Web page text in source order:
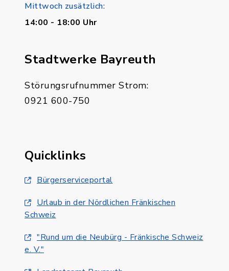
Mittwoch zusätzlich:
14:00 - 18:00 Uhr
Stadtwerke Bayreuth
Störungsrufnummer Strom:
0921 600-750
Quicklinks
Bürgerserviceportal
Urlaub in der Nördlichen Fränkischen
Schweiz
"Rund um die Neubürg - Fränkische Schweiz
e. V."